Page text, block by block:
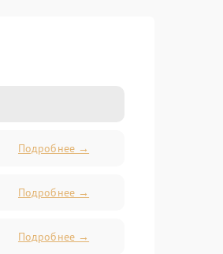
Подробнее →
Подробнее →
Подробнее →